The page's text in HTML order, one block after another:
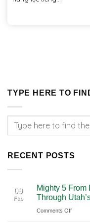
TYPE HERE TO
RECENT POSTS
09
Feb
Mighty 5 From
Through
Comments Offon